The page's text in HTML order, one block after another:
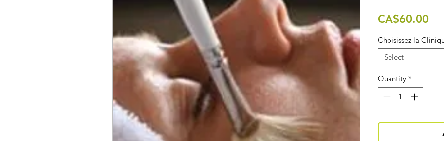
CA$60.00
Choisissez la
Select
Quantity *